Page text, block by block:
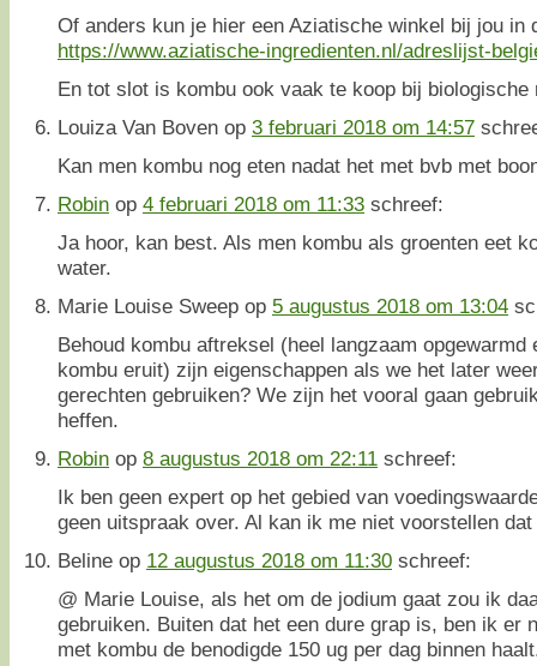
Of anders kun je hier een Aziatische winkel bij jou in
https://www.aziatische-ingredienten.nl/adreslijst-
En tot slot is kombu ook vaak te koop bij
Louiza Van Boven op 3 februari 2018 om 14:57
Kan men kombu nog eten nadat het met bvb met
Robin op 4 februari 2018 om 11:33 schreef:
Ja hoor, kan best. Als men kombu als groenten eet
water.
Marie Louise Sweep op 5 augustus 2018 om 13:04
Behoud kombu aftreksel (heel langzaam opgewarmd
kombu eruit) zijn eigenschappen als we het later
gerechten gebruiken? We zijn het vooral gaan
heffen.
Robin op 8 augustus 2018 om 22:11 schreef:
Ik ben geen expert op het gebied van
geen uitspraak over. Al kan ik me niet voorstellen
Beline op 12 augustus 2018 om 11:30 schreef:
@ Marie Louise, als het om de jodium gaat zou ik
gebruiken. Buiten dat het een dure grap is, ben ik er
met kombu de benodigde 150 ug per dag binnen